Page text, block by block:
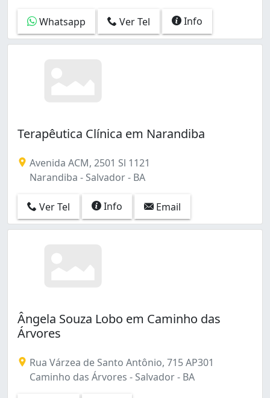
Whatsapp Ver Tel Info
Terapêutica Clínica em Narandiba
Avenida ACM, 2501 Sl 1121
Narandiba - Salvador - BA
Ver Tel Info Email
Ângela Souza Lobo em Caminho das
Árvores
Rua Várzea de Santo Antônio, 715 AP301
Caminho das Árvores - Salvador - BA